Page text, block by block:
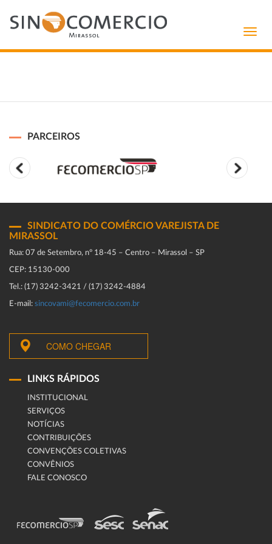
PARCEIROS
SINDICATO DO COMÉRCIO VAREJISTA DE
MIRASSOL
Rua: 07 de Setembro, n° 18-45 – Centro – Mirassol – SP
CEP: 15130-000
Tel.: (17) 3242-3421 / (17) 3242-4884
E-mail: sincovami@fecomercio.com.br
COMO CHEGAR
LINKS RÁPIDOS
INSTITUCIONAL
SERVIÇOS
NOTÍCIAS
CONTRIBUIÇÕES
CONVENÇÕES COLETIVAS
CONVÊNIOS
FALE CONOSCO